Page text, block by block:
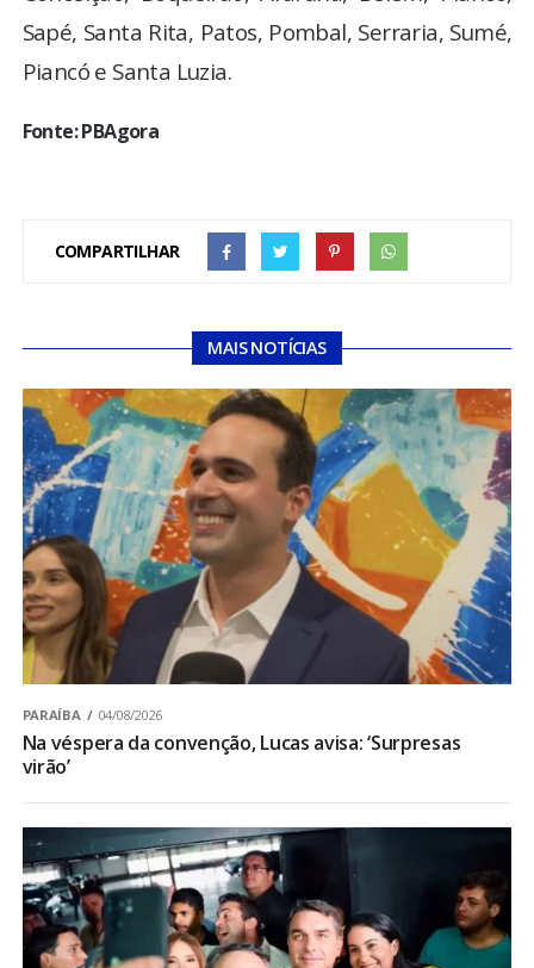
Sapé, Santa Rita, Patos, Pombal, Serraria, Sumé,
Piancó e Santa Luzia.
Fonte: PBAgora
COMPARTILHAR
MAIS NOTÍCIAS
PARAÍBA 04/08/2026
Na véspera da convenção, Lucas avisa: ‘Surpresas
virão’